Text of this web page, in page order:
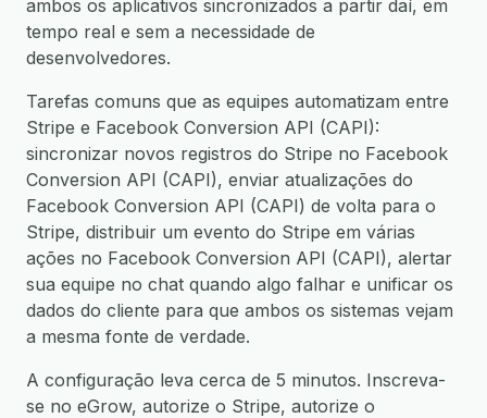
ambos os aplicativos sincronizados a partir daí, em
tempo real e sem a necessidade de
desenvolvedores.
Tarefas comuns que as equipes automatizam entre
Stripe e Facebook Conversion API (CAPI):
sincronizar novos registros do Stripe no Facebook
Conversion API (CAPI), enviar atualizações do
Facebook Conversion API (CAPI) de volta para o
Stripe, distribuir um evento do Stripe em várias
ações no Facebook Conversion API (CAPI), alertar
sua equipe no chat quando algo falhar e unificar os
dados do cliente para que ambos os sistemas vejam
a mesma fonte de verdade.
A configuração leva cerca de 5 minutos. Inscreva-
se no eGrow, autorize o Stripe, autorize o